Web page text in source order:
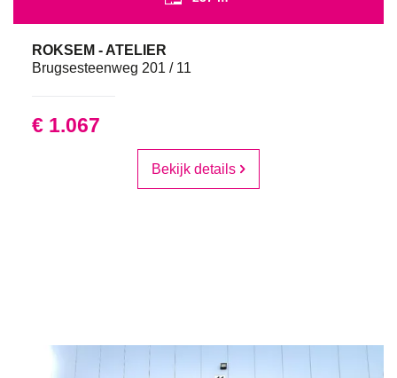
ROKSEM - ATELIER
Brugsesteenweg 201 / 11
€ 1.067
Bekijk details